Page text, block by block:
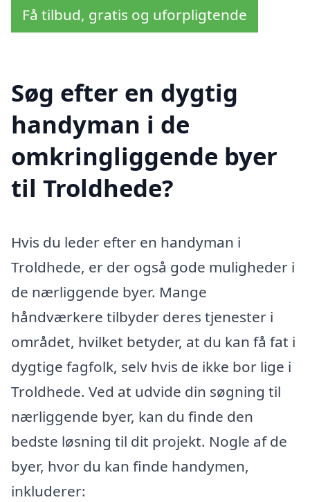
Få tilbud, gratis og uforpligtende
Søg efter en dygtig
handyman i de
omkringliggende byer
til Troldhede?
Hvis du leder efter en handyman i
Troldhede, er der også gode muligheder i
de nærliggende byer. Mange
håndværkere tilbyder deres tjenester i
området, hvilket betyder, at du kan få fat i
dygtige fagfolk, selv hvis de ikke bor lige i
Troldhede. Ved at udvide din søgning til
nærliggende byer, kan du finde den
bedste løsning til dit projekt. Nogle af de
byer, hvor du kan finde handymen,
inkluderer: